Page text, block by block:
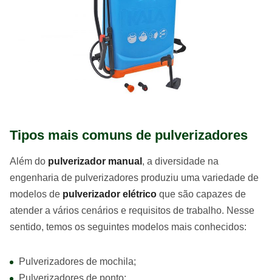
Tipos mais comuns de pulverizadores
Além do pulverizador manual , a diversidade na
engenharia de pulverizadores produziu uma variedade de
modelos de pulverizador elétrico que são capazes de
atender a vários cenários e requisitos de trabalho. Nesse
sentido, temos os seguintes modelos mais conhecidos:
Pulverizadores de mochila;
Pulverizadores de ponto;